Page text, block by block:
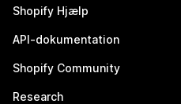
Shopify Hjælp
API-dokumentation
Shopify Community
Research